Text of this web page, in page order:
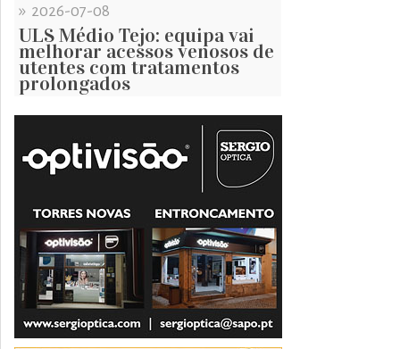
» 2026-07-08
ULS Médio Tejo: equipa vai
melhorar acessos venosos de
utentes com tratamentos
prolongados